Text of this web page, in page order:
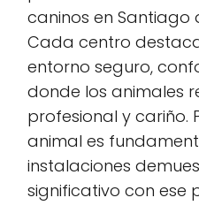
caninos en Santiago
Cada centro
entorno seguro,
donde los animales
profesional y cariño.
animal es
instalaciones
significativo con ese